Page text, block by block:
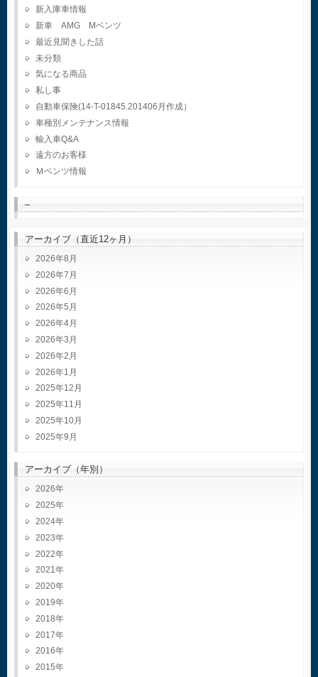
新入庫車情報
新車 AMG Mベンツ
最近見聞きした話
未分類
気になる商品
私し事
自動車保険(14-T-01845.201406月作成）
車種別メンテナンス情報
輸入車Q&A
遠方のお客様
Ｍベンツ情報
–
アーカイブ（直近12ヶ月）
2026年8月
2026年7月
2026年6月
2026年5月
2026年4月
2026年3月
2026年2月
2026年1月
2025年12月
2025年11月
2025年10月
2025年9月
アーカイブ（年別）
2026
2025
2024
2023
2022
2021
2020
2019
2018
2017
2016
2015